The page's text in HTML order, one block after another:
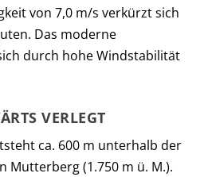
von 7,0 m/s verkürzt sich
Das moderne
durch hohe Windstabilität
VERLEGT
ca. 600 m unterhalb der
Mutterberg (1.750 m ü. M.).